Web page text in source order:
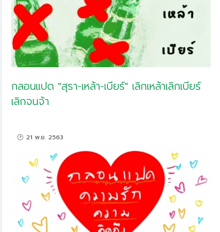
กลอนแปด "สุรา-เหล้า-เบียร์" เลิกเหล้าเลิกเบียร์
เลิกจนจ้า
🕑 21 พ.ย. 2563